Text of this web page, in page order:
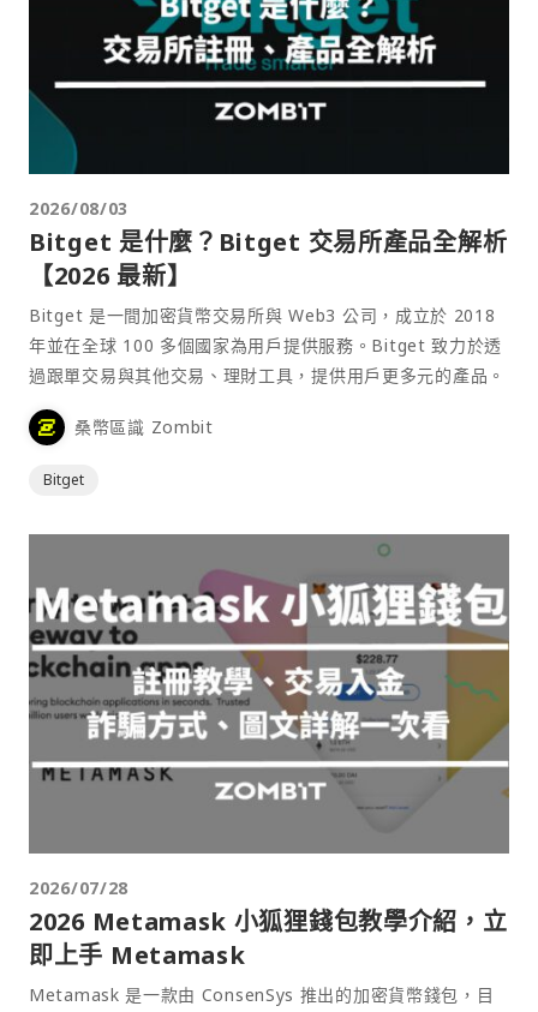
2026/08/03
Bitget 是什麼？Bitget 交易所產品全解析
【2026 最新】
Bitget 是一間加密貨幣交易所與 Web3 公司，成立於 2018
年並在全球 100 多個國家為用戶提供服務。Bitget 致力於透
過跟單交易與其他交易、理財工具，提供用戶更多元的產品。
桑幣區識 Zombit
Bitget
2026/07/28
2026 Metamask 小狐狸錢包教學介紹，立
即上手 Metamask
Metamask 是一款由 ConsenSys 推出的加密貨幣錢包，目